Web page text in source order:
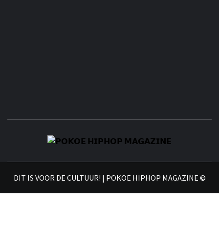
DIT IS VOOR DE CULTUUR! | POKOE HIPHOP MAGAZINE ©